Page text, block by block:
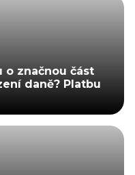
o značnou část
daně? Platbu